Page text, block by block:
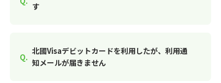
す
北國Visaデビットカードを利用したが、利用通
知メールが届きません